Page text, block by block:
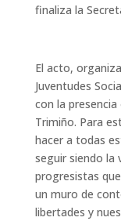
finaliza la
El acto,
Juventudes
con la
Trimiño. Para
hacer a todas
seguir siendo la
progresistas
un muro de
libertades y